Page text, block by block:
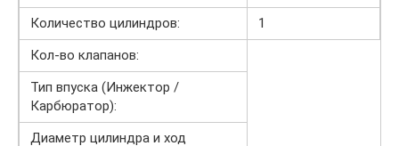
Количество цилиндров:
1
Кол-во клапанов:
Тип впуска (Инжектор /
Карбюратор):
Диаметр цилиндра и ход